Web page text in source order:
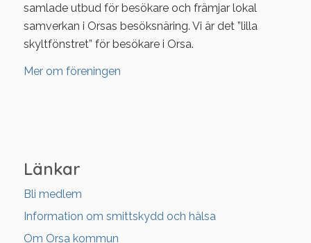
samlade utbud för besökare och främjar lokal
samverkan i Orsas besöksnäring. Vi är det ”lilla
skyltfönstret” för besökare i Orsa.
Mer om föreningen
Länkar
Bli medlem
Information om smittskydd och hälsa
Om Orsa kommun